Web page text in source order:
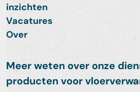
inzichten
Vacatures
Over
Meer weten over onze
producten voor